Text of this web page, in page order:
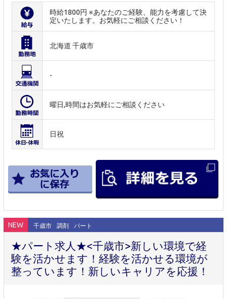
時給1800円 ※あなたのご経験、能力を考慮して決
定いたします。お気軽にご相談ください！
北海道 千歳市
-
曜日,時間はお気軽にご相談ください
日祝
NEW 千歳市 調剤 パート
★パート求人★<千歳市>新しい環境で経
験を活かせます！経験を活かせる環境が
整っています！新しいキャリアを応援！